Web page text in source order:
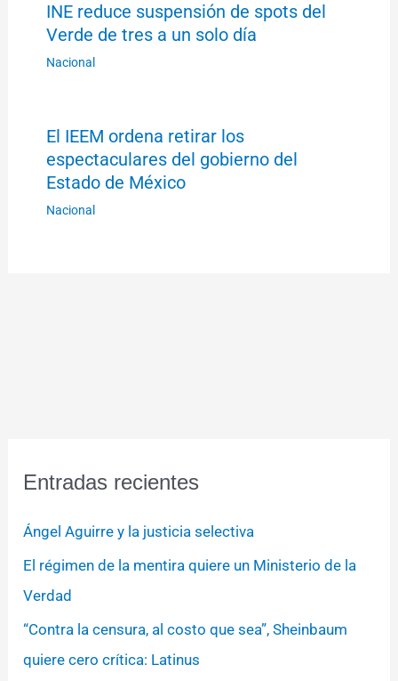
INE reduce suspensión de spots del
Verde de tres a un solo día
Nacional
El IEEM ordena retirar los
espectaculares del gobierno del
Estado de México
Nacional
Entradas recientes
Ángel Aguirre y la justicia selectiva
El régimen de la mentira quiere un Ministerio de la
Verdad
“Contra la censura, al costo que sea”, Sheinbaum
quiere cero crítica: Latinus